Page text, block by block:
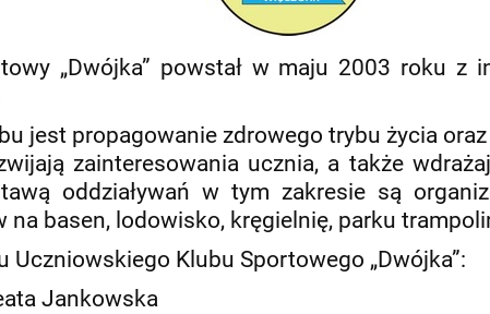
„Dwójka” powstał w maju 2003 roku z
jest propagowanie zdrowego trybu życia
zainteresowania ucznia, a także
oddziaływań w tym zakresie są
na basen, lodowisko, kręgielnię, parku
Uczniowskiego Klubu Sportowego „Dwójka”:
Jankowska